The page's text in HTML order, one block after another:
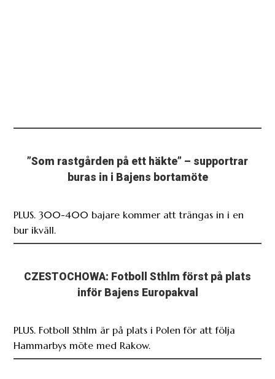
”Som rastgården på ett häkte” – supportrar
buras in i Bajens bortamöte
PLUS. 300-400 bajare kommer att trängas in i en
bur ikväll.
CZESTOCHOWA: Fotboll Sthlm först på plats
inför Bajens Europakval
PLUS. Fotboll Sthlm är på plats i Polen för att följa
Hammarbys möte med Rakow.